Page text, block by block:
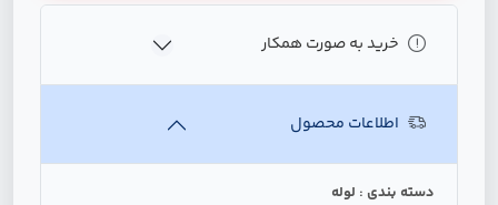
خرید به صورت همکار
اطلاعات محصول
دسته بندی : لوله